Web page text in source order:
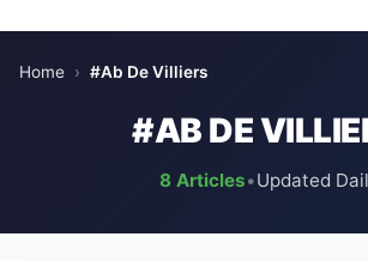
Home › #Ab De Villiers
#AB DE
8 Articles•Updated